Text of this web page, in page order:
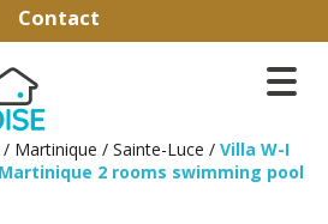
Contact
/ Martinique / Sainte-Luce / Villa W-I
2 rooms swimming pool